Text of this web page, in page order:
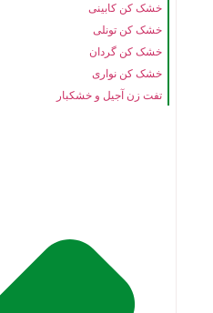
خشک کن کابینی
خشک کن تونلی
خشک کن گردان
خشک کن نواری
تفت زن آجیل و خشکبار